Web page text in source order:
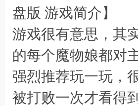
盘版 游戏简介】
游戏很有意思，其
的每个魔物娘都对
强烈推荐玩一玩，
被打败一次才看得到